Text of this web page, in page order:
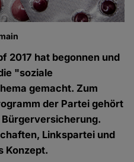
2017 hat begonnen und
"soziale
gemacht. Zum
der Partei gehört
Linkspartei und
Konzept.